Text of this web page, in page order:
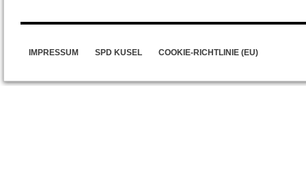
IMPRESSUM SPD KUSEL COOKIE-RICHTLINIE (EU)